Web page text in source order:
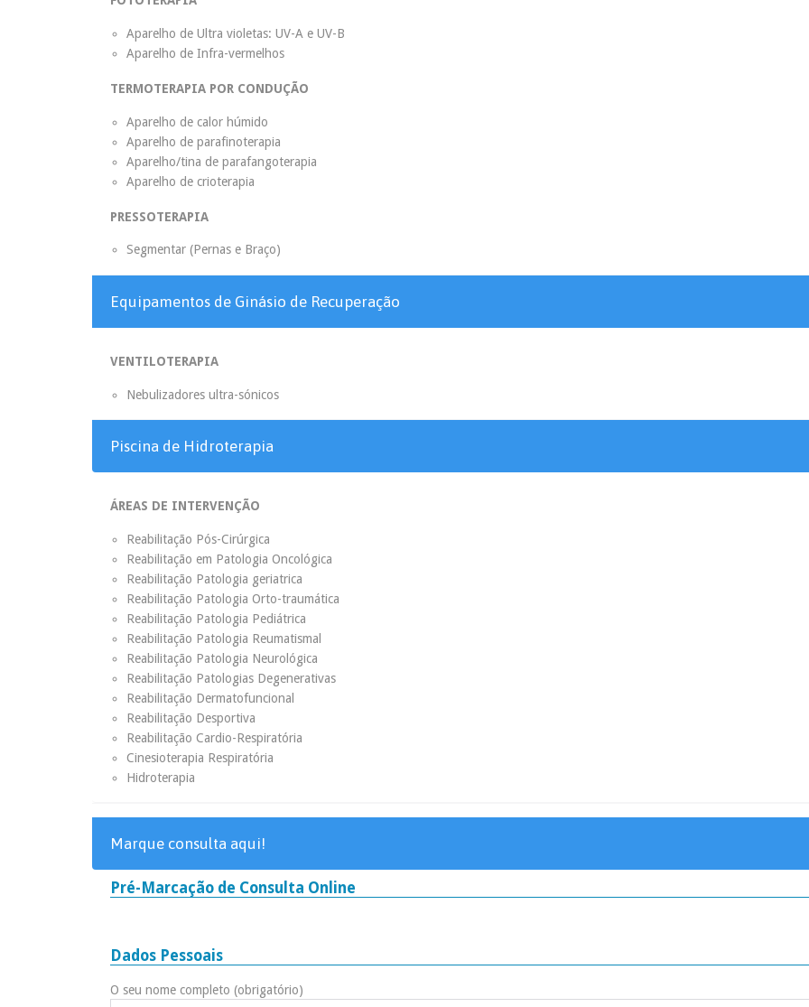
Aparelho de Ultra violetas: UV-A e UV-B
Aparelho de Infra-vermelhos
TERMOTERAPIA POR CONDUÇÃO
Aparelho de calor húmido
Aparelho de parafinoterapia
Aparelho/tina de parafangoterapia
Aparelho de crioterapia
PRESSOTERAPIA
Segmentar (Pernas e Braço)
Equipamentos de Ginásio de Recuperação
VENTILOTERAPIA
Nebulizadores ultra-sónicos
Piscina de Hidroterapia
ÁREAS DE INTERVENÇÃO
Reabilitação Pós-Cirúrgica
Reabilitação em Patologia Oncológica
Reabilitação Patologia geriatrica
Reabilitação Patologia Orto-traumática
Reabilitação Patologia Pediátrica
Reabilitação Patologia Reumatismal
Reabilitação Patologia Neurológica
Reabilitação Patologias Degenerativas
Reabilitação Dermatofuncional
Reabilitação Desportiva
Reabilitação Cardio-Respiratória
Cinesioterapia Respiratória
Hidroterapia
Marque consulta aqui!
Pré-Marcação de Consulta Online
Dados Pessoais
O seu nome completo (obrigatório)